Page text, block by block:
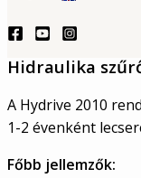
Leírás
Hidraulika
A Hydrive 2010
1-2 évenként
Főbb jellemzők: